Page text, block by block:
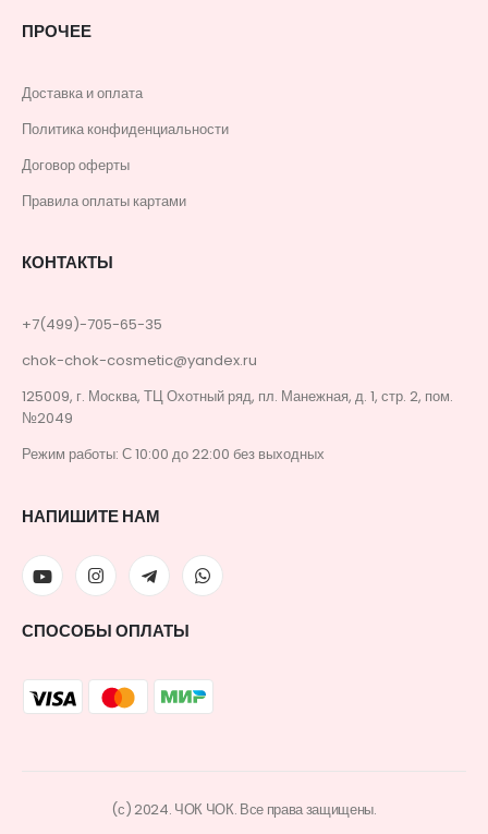
ПРОЧЕЕ
Доставка и оплата
Политика конфиденциальности
Договор оферты
Правила оплаты картами
КОНТАКТЫ
+7(499)-705-65-35
chok-chok-cosmetic@yandex.ru
125009, г. Москва, ТЦ Охотный ряд, пл. Манежная, д. 1, стр. 2, пом.
№2049
Режим работы: С 10:00 до 22:00 без выходных
НАПИШИТЕ НАМ
СПОСОБЫ ОПЛАТЫ
(с) 2024. ЧОК ЧОК. Все права защищены.